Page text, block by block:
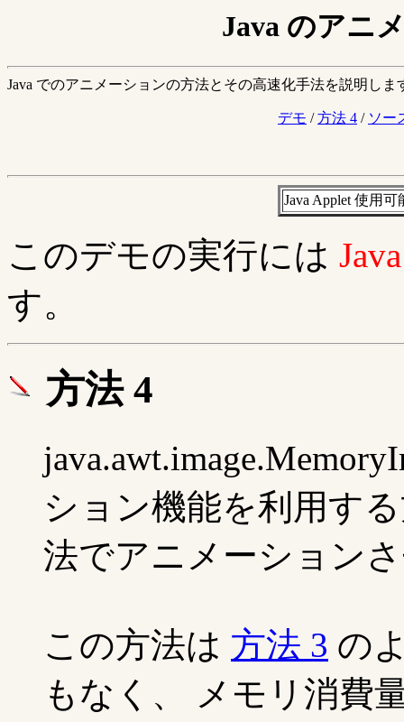
Java のアニ
Java でのアニメーションの方法とその高速化手法を説明しま
デモ /方法 4 / ソー
Java Applet 使用
このデモの実行には
す。
方法 4
ション機能を利用す
法でアニメーション
この方法は 方法 3 の
もなく、 メモリ消費